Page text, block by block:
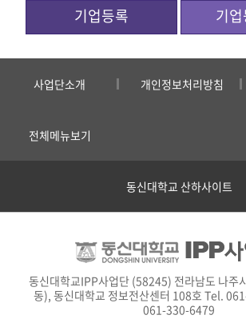
기업등록 기
사업단소개 개인정보처리방침
전체메뉴보기
동신대학교 산하사이트
동신대학교IPP사업단 (58245) 전라남도 나주
동), 동신대학교 정보전산센터 108호 Tel.
061-330-6479